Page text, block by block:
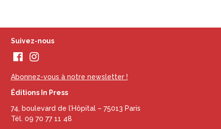
Suivez-nous
Abonnez-vous à notre newsletter !
Éditions In Press
74, boulevard de l’Hôpital – 75013 Paris
Tél. 09 70 77 11 48